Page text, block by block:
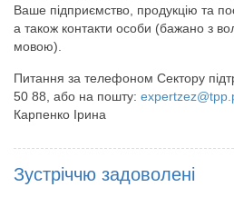
Ваше підприємство, продукцію та
а також контакти особи (бажано з
мовою).
Питання за телефоном Сектору
50 88, або на пошту:
Карпенко Ірина
Зустріччю задоволені